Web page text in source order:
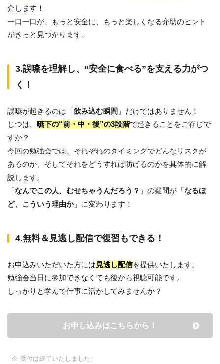
介します！
一口一口が、もっと安全に、もっと楽しくなる介助のヒント
がきっと見つかります。
3.誤嚥を理解し、“安全に食べる”を支える力がつ
く！
誤嚥が起きるのは「飲み込む瞬間 」だけではありません！
じつは、 嚥下の“前・中・後”の3段階で起きることをご存じで
すか？
今回の勉強会では、それぞれのタイミングでどんなリスクが
あるのか、そしてそれをどうすれば防げるのかを具体的に解
説します。
「なんでこの人、むせちゃうんだろう？ 」の疑問が「なるほ
ど、こういう理由か」に変わります！
4.無料＆見逃し配信で復習もできる！
お申込みいただいた方には 見逃し配信を提供いたします。
勉強会当日に参加できなくても後から視聴可能です。
しっかりと学んで仕事に活かしてみませんか？
お申し込みはこちらから！
受付は終了いたしました。